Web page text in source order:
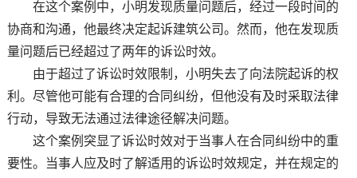
在这个案例中，小明发现质量问题后，经过一段时间的
协商和沟通，他最终决定起诉建筑公司。然而，他在发现质
量问题后已经超过了两年的诉讼时效。
由于超过了诉讼时效限制，小明失去了向法院起诉的权
利。尽管他可能有合理的合同纠纷，但他没有及时采取法律
行动，导致无法通过法律途径解决问题。
这个案例突显了诉讼时效对于当事人在合同纠纷中的重
要性。当事人应及时了解适用的诉讼时效规定，并在规定的